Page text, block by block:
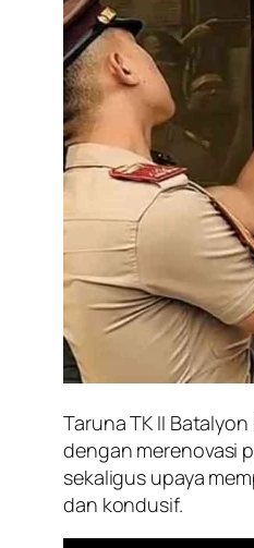
Taruna TK II
dengan merenovasi
sekaligus upaya
dan kondusif.